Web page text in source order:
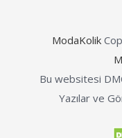
ModaKolik
Bu websitesi
Yazılar ve